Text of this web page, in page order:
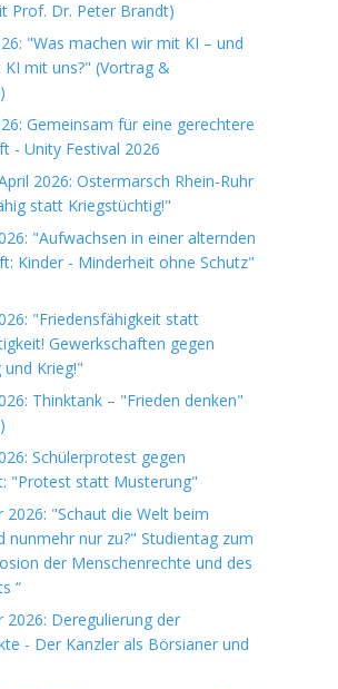
Prof. Dr. Peter Brandt)
"Was machen wir mit KI – und
mit uns?" (Vortrag &
Gemeinsam für eine gerechtere
- Unity Festival 2026
2026: Ostermarsch Rhein-Ruhr
statt Kriegstüchtig!"
"Aufwachsen in einer alternden
Kinder - Minderheit ohne Schutz"
"Friedensfähigkeit statt
Gewerkschaften gegen
Krieg!"
Thinktank – "Frieden denken"
Schülerprotest gegen
"Protest statt Musterung"
2026: "Schaut die Welt beim
nunmehr nur zu?" Studientag zum
der Menschenrechte und des
“
2026: Deregulierung der
- Der Kanzler als Börsianer und